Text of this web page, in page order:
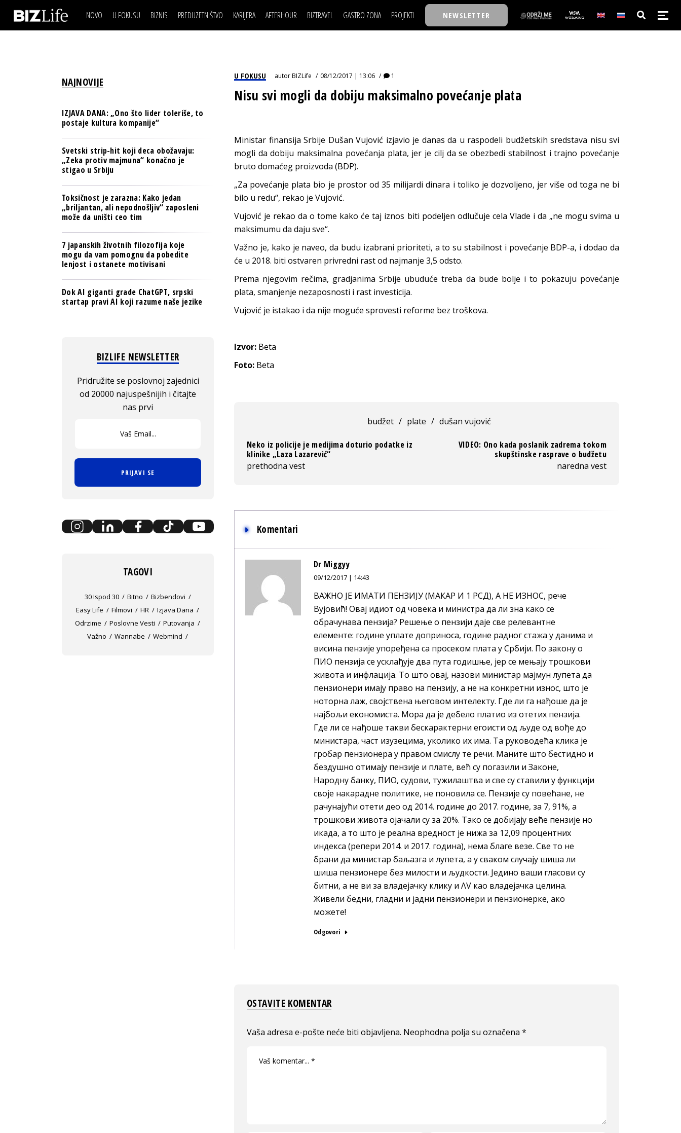
NOVO U FOKUSU BIZNIS
BREND I KOMUNIKACIJE
OSIGURANJE
TECH I AI
PULS REGIONA
NOVO NA RAFU
PREDUZETNIŠTVO KARIJERA
MOJ UGAO
USAVRŠAVANJE
AFTERHOUR
STIL
BIZTRAVEL GASTRO ZONA PROJEKTI
BACK TO OFFICE/SCHOOL
BIZKOLEGIJUM
BMW BIZNIS LIGA
IZJAVA GODINE
NEWSLETTER
IZJAVA DANABIZNIS SCENA
OSIGURANJE
BIZNIS & SPORT
PULS REGIONA
POSAO
USAVRŠAVANJE
KNOW-HOW
FILM I SCENA
STIL
WELLBEING
NAJKOLEGA
BIZBENDOVI
BIZLIFE WEEK
U FOKUSU autorBIZLife 08/12/2017 | 13:06 1
Nisu svi mogli da dobiju maksimalno povećanje plata
Ministar finansija Srbije Dušan Vujović izjavio je danas da u raspodeli budžetskih sredstava nisu svi
mogli da dobiju maksimalna povećanja plata, jer je cilj da se obezbedi stabilnost i trajno povećanje
bruto domaćeg proizvoda (BDP).
„Za povećanje plata bio je prostor od 35 milijardi dinara i toliko je dozvoljeno, jer više od toga ne bi
bilo u redu“, rekao je Vujović.
Vujović je rekao da o tome kako će taj iznos biti podeljen odlučuje cela Vlade i da „ne mogu svima u
maksimumu da daju sve“.
Važno je, kako je naveo, da budu izabrani prioriteti, a to su stabilnost i povećanje BDP-a, i dodao da
će u 2018. biti ostvaren privredni rast od najmanje 3,5 odsto.
Prema njegovim rečima, gradjanima Srbije ubuduće treba da bude bolje i to pokazuju povećanje
plata, smanjenje nezaposnosti i rast investicija.
Vujović je istakao i da nije moguće sprovesti reforme bez troškova.
Izvor: Beta
Foto: Beta
budžet / plate / dušan vujović
Neko iz policije je medijima doturio podatke iz
klinike „Laza Lazarević“
prethodna vest
VIDEO: Ono kada poslanik zadrema tokom
skupštinske rasprave o budžetu
naredna vest
Komentari
Dr Miggyy
09/12/2017 | 14:43
ВАЖНО ЈЕ ИМАТИ ПЕНЗИЈУ (МАКАР И 1 РСД), А НЕ ИЗНОС, рече
Вујовић! Oвај идиот од човека и министра да ли зна како се
обрачунава пензија? Решење о пензији даје све релевантне
елементе: године уплате доприноса, године радног стажа у данима и
висина пензије упоређена са просеком плата у Србији. По закону о
ПИО пензија се усклађује два пута годишње, јер се мењају трошкови
живота и инфлација. То што овај, назови министар мајмун лупета да
пензионери имају право на пензију, а не на конкретни износ, што је
ноторна лаж, својствена његовом интелекту. Где ли га нађоше да је
најбољи економиста. Мора да је дебело платио из отетих пензија.
Где ли се нађоше такви бескарактерни егоисти од људе од вође до
министара, част изузецима, уколико их има. Та руководећа клика је
гробар пензионера у правом смислу те речи. Маните што бестидно и
бездушно отимају пензије и плате, већ су погазили и Законе,
Народну банку, ПИО, судови, тужилаштва и све су ставили у функцији
своје накарадне политике, не поновила се. Пензије су повећане, не
рачунајући отети део од 2014. године до 2017. године, за 7, 91%, а
трошкови живота ојачали су за 20%. Тако се добијају веће пензије но
икада, а то што је реална вредност је нижа за 12,09 процентних
индекса (репери 2014. и 2017. година), нема благе везе. Све то не
брани да министар баљазга и лупета, а у сваком случају шиша ли
шиша пензионере без милости и људкости. Једино ваши гласови су
битни, а не ви за владејачку клику и ΛV као владејачка целина.
Живели бедни, гладни и јадни пензионери и пензионерке, ако
можете!
Odgovori
OSTAVITE KOMENTAR
Vaša adresa e-pošte neće biti objavljena. Neophodna polja su označena *
NAJNOVIJE
IZJAVA DANA: „Ono što lider toleriše, to
postaje kultura kompanije“
Svetski strip-hit koji deca obožavaju:
„Zeka protiv majmuna“ konačno je
stigao u Srbiju
Toksičnost je zarazna: Kako jedan
„briljantan, ali nepodnošljiv“ zaposleni
može da uništi ceo tim
7 japanskih životnih filozofija koje
mogu da vam pomognu da pobedite
lenjost i ostanete motivisani
Dok AI giganti grade ChatGPT, srpski
startap pravi AI koji razume naše jezike
BIZLIFE NEWSLETTER
Pridružite se poslovnoj zajednici
od 20000 najuspešnijih i čitajte
nas prvi
PRIJAVI SE
TAGOVI
30 Ispod 30 Bitno
Bizbendovi
Easy Life
Filmovi HR
Izjava Dana
Odrzime
Poslovne Vesti
Putovanja
Važno
Wannabe Webmind